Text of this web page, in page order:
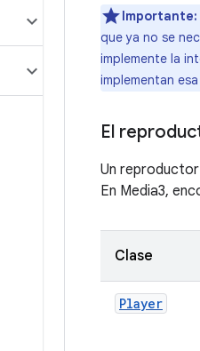
Importante:
que ya no se
implemente la
implementan
El
Un
En Media3,
Clase
Player